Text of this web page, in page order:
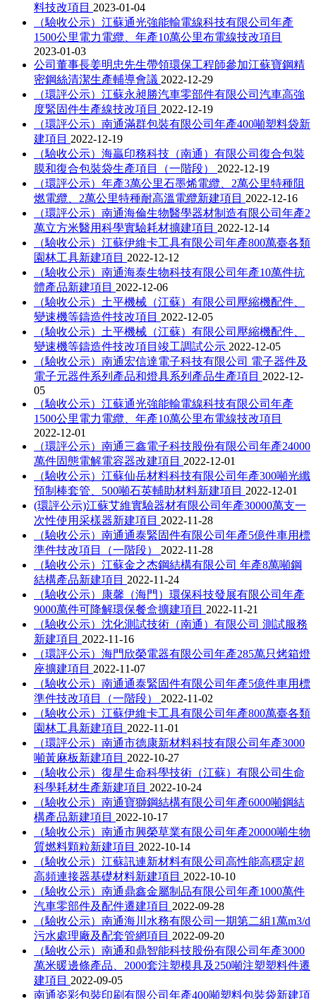
料技改項目 2023-01-04
（驗收公示）江蘇通光強能輸電線科技有限公司年產
1500公里電力電纜、年產10萬公里布電線技改項目
2023-01-03
公司董事長姜明忠先生帶領環保工程師參加江蘇寶鋼精
密鋼絲清潔生產輔導會議 2022-12-29
（環評公示）江蘇永昶勝汽車零部件有限公司汽車高強
度緊固件生產線技改項目 2022-12-19
（環評公示）南通滿群包裝有限公司年產400噸塑料袋新
建項目 2022-12-19
（驗收公示）海贏印務科技（南通）有限公司復合包裝
膜和復合包裝袋生產項目（一階段） 2022-12-19
（環評公示）年產3萬公里石墨烯電纜、2萬公里特種阻
燃電纜、2萬公里特種耐高溫電纜新建項目 2022-12-16
（環評公示）南通海倫生物醫學器材制造有限公司年產2
萬立方米醫用科學實驗耗材擴建項目 2022-12-14
（驗收公示）江蘇伊維卡工具有限公司年產800萬臺各類
園林工具新建項目 2022-12-12
（驗收公示）南通海泰生物科技有限公司年產10萬件抗
體產品新建項目 2022-12-06
（驗收公示）土平機械（江蘇）有限公司壓縮機配件、
變速機等鑄造件技改項目 2022-12-05
（驗收公示）土平機械（江蘇）有限公司壓縮機配件、
變速機等鑄造件技改項目竣工調試公示 2022-12-05
（驗收公示）南通宏信達電子科技有限公司 電子器件及
電子元器件系列產品和燈具系列產品生產項目 2022-12-
05
（驗收公示）江蘇通光強能輸電線科技有限公司年產
1500公里電力電纜、年產10萬公里布電線技改項目
2022-12-01
（環評公示）南通三鑫電子科技股份有限公司年產24000
萬件固態電解電容器改建項目 2022-12-01
（驗收公示）江蘇仙岳材料科技有限公司年產300噸光纖
預制棒套管、500噸石英輔助材料新建項目 2022-12-01
(環評公示)江蘇艾維實驗器材有限公司年產30000萬支一
次性使用采樣器新建項目 2022-11-28
（驗收公示）南通通泰緊固件有限公司年產5億件車用標
準件技改項目（一階段） 2022-11-28
（驗收公示）江蘇金之杰鋼結構有限公司 年產8萬噸鋼
結構產品新建項目 2022-11-24
（驗收公示）康馨（海門）環保科技發展有限公司年產
9000萬件可降解環保餐盒擴建項目 2022-11-21
（驗收公示）沈化測試技術（南通）有限公司 測試服務
新建項目 2022-11-16
（環評公示）海門欣榮電器有限公司年產285萬只烤箱燈
座擴建項目 2022-11-07
（驗收公示）南通通泰緊固件有限公司年產5億件車用標
準件技改項目（一階段） 2022-11-02
（驗收公示）江蘇伊維卡工具有限公司年產800萬臺各類
園林工具新建項目 2022-11-01
（環評公示）南通市德康新材料科技有限公司年產3000
噸黃麻板新建項目 2022-10-27
（驗收公示）復星生命科學技術（江蘇）有限公司生命
科學耗材生產新建項目 2022-10-24
（驗收公示）南通寶獅鋼結構有限公司年產6000噸鋼結
構產品新建項目 2022-10-17
（驗收公示）南通市興榮草業有限公司年產20000噸生物
質燃料顆粒新建項目 2022-10-14
（驗收公示）江蘇訊連新材料有限公司高性能高穩定超
高頻連接器基礎材料新建項目 2022-10-10
（驗收公示）南通鼎鑫金屬制品有限公司年產1000萬件
汽車零部件及配件遷建項目 2022-09-28
（驗收公示）南通海川水務有限公司一期第二組1萬m3/d
污水處理廠及配套管網項目 2022-09-20
（驗收公示）南通和鼎智能科技股份有限公司年產3000
萬米暖邊條產品、2000套注塑模具及250噸注塑塑料件遷
建項目 2022-09-05
南通姿彩包裝印刷有限公司年產400噸塑料包裝袋新建項